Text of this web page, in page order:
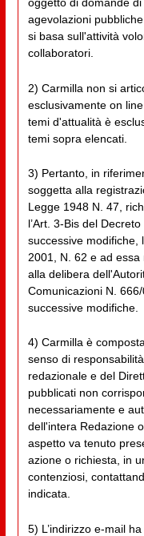
oggetto di domande
agevolazioni
si basa sull'attività
collaboratori.
2) Carmilla non si
esclusivamente on
temi d'attualità è
temi sopra elencati.
3) Pertanto, in
soggetta alla
Legge 1948 N. 47,
l’Art. 3-Bis del
successive modifiche,
2001, N. 62 e ad
alla delibera
Comunicazioni N.
successive modifiche.
4) Carmilla è
senso di
redazionale e del
pubblicati non
necessariamente e
dell'intera Redazione
aspetto va tenuto
azione o richiesta, in
contenziosi,
indicata.
5) L’indirizzo e-mail